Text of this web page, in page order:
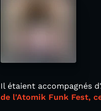
Il étaient accompagnés
de l'Atomik Funk Fest,